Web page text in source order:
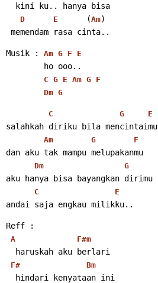
  kini ku.. hanya bisa
D E
      (
Am)
memendam rasa cinta..
Musik : Am G F E
        ho ooo..
C G E Am G F
Dm G
C G E
salahkah diriku bila mencintaimu
Am G F
dan aku tak mampu melupakanmu
Dm G
aku hanya bisa bayangkan dirimu
C E
andai saja engkau milikku..
Reff :
A F#m
  haruskah aku berlari
F# Bm
  hindari kenyataan ini